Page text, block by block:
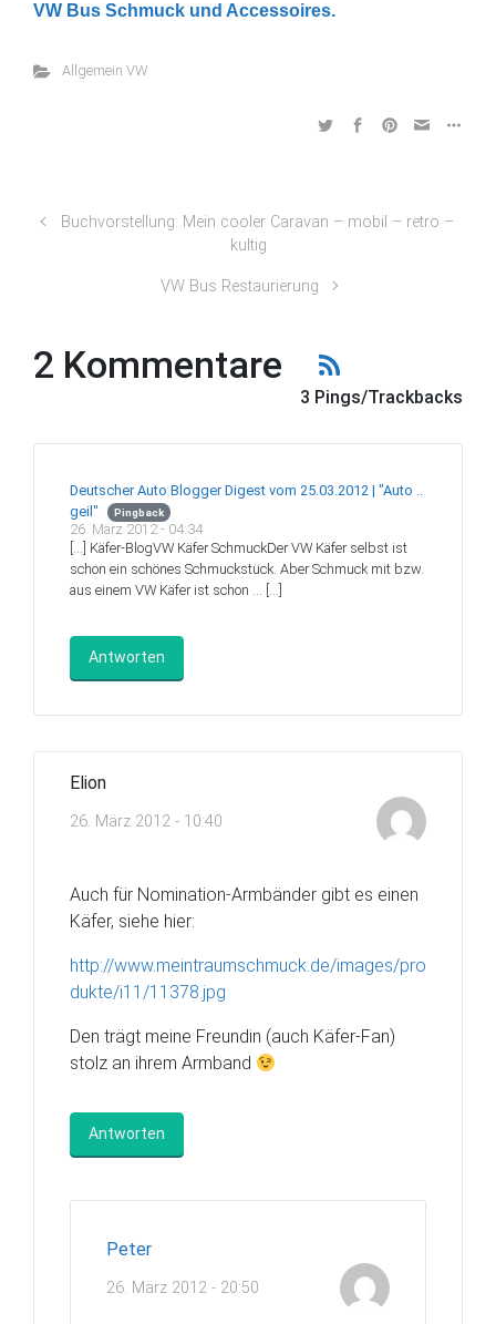
VW Bus Schmuck und Accessoires.
Allgemein VW
Buchvorstellung: Mein cooler Caravan – mobil – retro –
kultig
VW Bus Restaurierung
2 Kommentare
3 Pings/Trackbacks
Deutscher Auto Blogger Digest vom 25.03.2012 | "Auto ..
geil"
Pingback
26. März 2012 - 04:34
[…] Käfer-BlogVW Käfer SchmuckDer VW Käfer selbst ist
schon ein schönes Schmuckstück. Aber Schmuck mit bzw.
aus einem VW Käfer ist schon … […]
Antworten
Elion
26. März 2012 - 10:40
Auch für Nomination-Armbänder gibt es einen
Käfer, siehe hier:
http://www.meintraumschmuck.de/images/pro
dukte/i11/11378.jpg
Den trägt meine Freundin (auch Käfer-Fan)
stolz an ihrem Armband
Antworten
Peter
26. März 2012 - 20:50